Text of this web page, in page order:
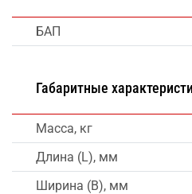
БАП
Габаритные
Масса, кг
Длина (L), мм
Ширина (B), мм